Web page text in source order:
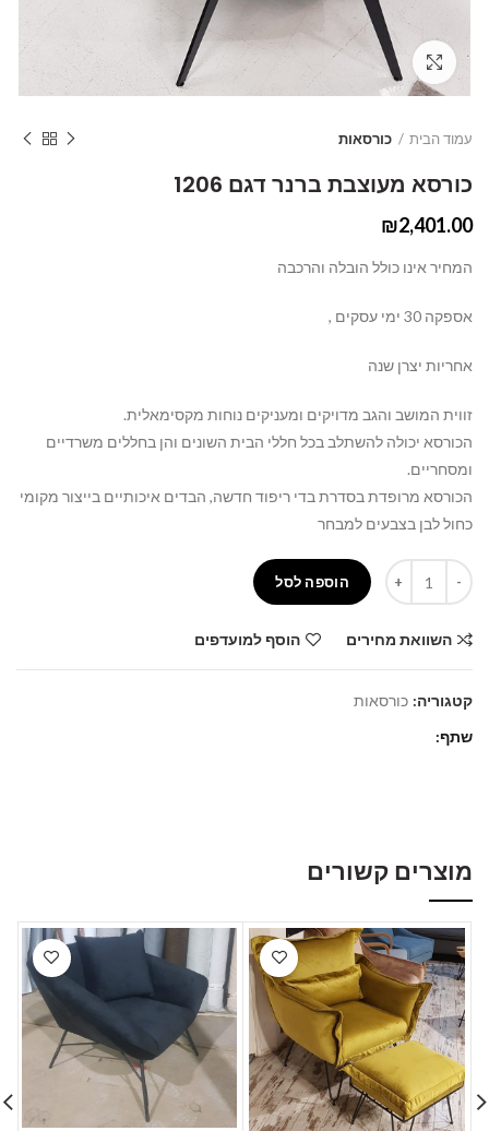
Click to enlarge
עמוד הבית כורסאות
כורסא מעוצבת ברנר דגם 1206
₪2,401.00
המחיר אינו כולל הובלה והרכבה
אספקה 30 ימי עסקים ,
אחריות יצרן שנה
זווית המושב והגב מדויקים ומעניקים נוחות מקסימאלית.
הכורסא יכולה להשתלב בכל חללי הבית השונים והן בחללים משרדיים
ומסחריים.
הכורסא מרופדת בסדרת בדי ריפוד חדשה, הבדים איכותיים בייצור מקומי
כחול לבן בצבעים למבחר
כמות
הוספה לסל
השוואת מחירים הוסף למועדפים
קטגוריה: כורסאות
שתף
מוצרים קשורים